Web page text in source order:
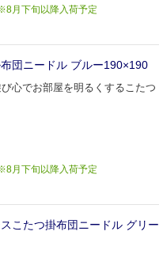
月下旬以降入荷予定
団ニードル ブルー190×190
心でお部屋を明るくするこたつ
月下旬以降入荷予定
こたつ掛布団ニードル グリー